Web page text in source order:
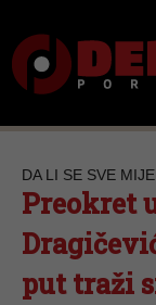
DA LI SE SVE
Preokret
put traži